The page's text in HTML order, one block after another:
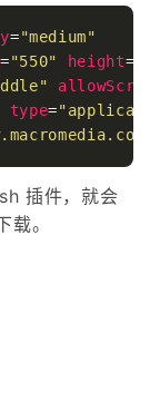
="medium"
="550" height=
type=
插件，就会
载。